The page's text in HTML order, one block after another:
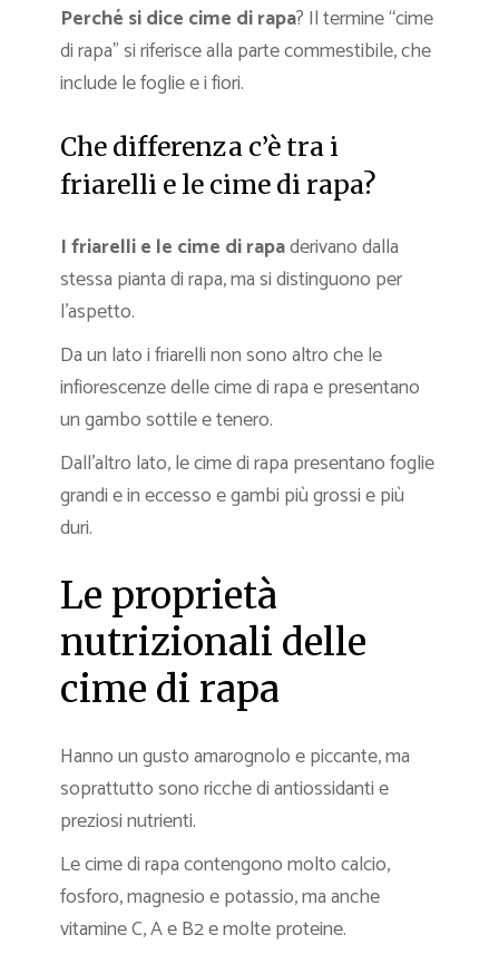
Perché si dice cime di rapa? Il termine “cime
di rapa” si riferisce alla parte commestibile, che
include le foglie e i fiori.
Che differenza c’è tra i
friarelli e le cime di rapa?
I friarelli e le cime di rapaderivano dalla
stessa pianta di rapa, ma si distinguono per
l’aspetto.
Da un lato i friarelli non sono altro che le
infiorescenze delle cime di rapa e presentano
un gambo sottile e tenero.
Dall’altro lato, le cime di rapa presentano foglie
grandi e in eccesso e gambi più grossi e più
duri.
Le proprietà
nutrizionali delle
cime di rapa
Hanno un gusto amarognolo e piccante, ma
soprattutto sono ricche di antiossidanti e
preziosi nutrienti.
Le cime di rapa contengono molto calcio,
fosforo, magnesio e potassio, ma anche
vitamine C, A e B2 e molte proteine.